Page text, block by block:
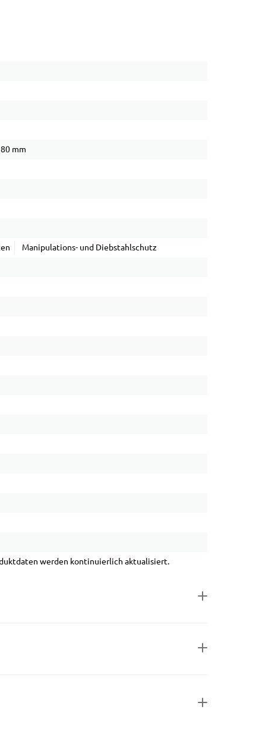
mm
Manipulations- und Diebstahlschutz
werden kontinuierlich aktualisiert.